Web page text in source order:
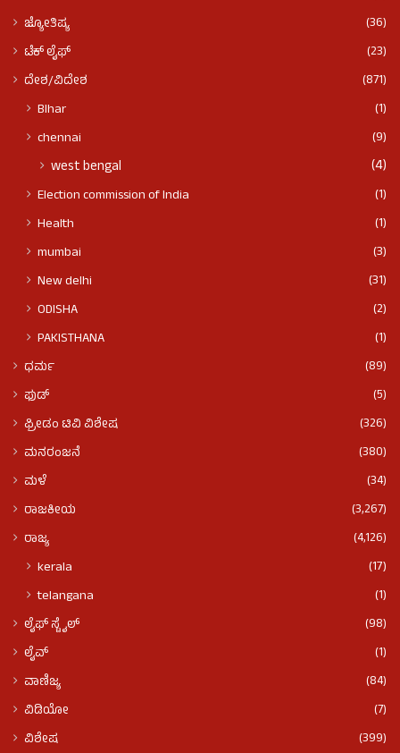
ಜ್ಯೋತಿಷ್ಯ
(36)
ಟೆಕ್ ಲೈಫ್
(23)
ದೇಶ/ವಿದೇಶ
(871)
BIhar
(1)
chennai
(9)
west bengal (4)
Election commission of India
(1)
Health
(1)
mumbai
(3)
New delhi
(31)
ODISHA
(2)
PAKISTHANA
(1)
ಧರ್ಮ
(89)
ಫುಡ್​​
(5)
ಫ್ರೀಡಂ ಟಿವಿ ವಿಶೇಷ
(326)
ಮನರಂಜನೆ
(380)
ಮಳೆ
(34)
ರಾಜಕೀಯ
(3,267)
ರಾಜ್ಯ
(4,126)
kerala
(17)
telangana
(1)
ಲೈಫ್ ಸ್ಟೈಲ್
(98)
ಲೈವ್
(1)
ವಾಣಿಜ್ಯ
(84)
ವಿಡಿಯೋ
(7)
ವಿಶೇಷ
(399)